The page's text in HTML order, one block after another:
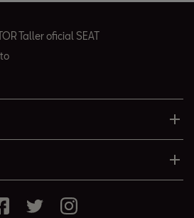
Taller oficial SEAT